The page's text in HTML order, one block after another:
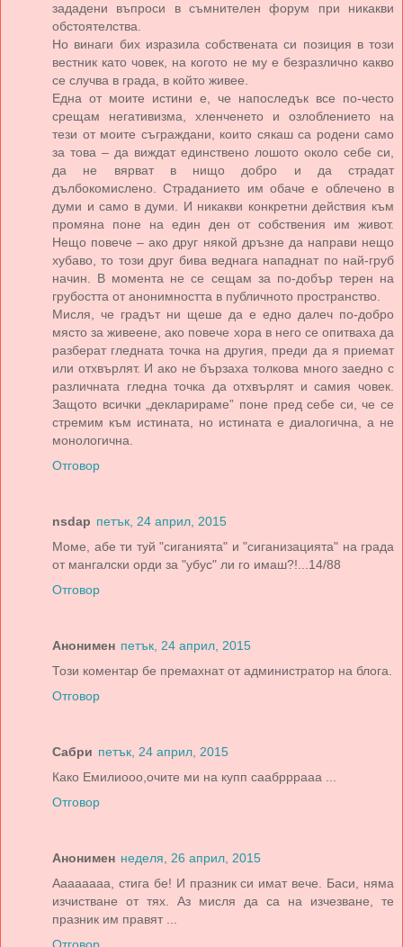
зададени въпроси в съмнителен форум при никакви
обстоятелства.
Но винаги бих изразила собствената си позиция в този
вестник като човек, на когото не му е безразлично какво
се случва в града, в който живее.
Една от моите истини е, че напоследък все по-често
срещам негативизма, хленченето и озлоблението на
тези от моите съграждани, които сякаш са родени само
за това – да виждат единствено лошото около себе си,
да не вярват в нищо добро и да страдат
дълбокомислено. Страданието им обаче е облечено в
думи и само в думи. И никакви конкретни действия към
промяна поне на един ден от собствения им живот.
Нещо повече – ако друг някой дръзне да направи нещо
хубаво, то този друг бива веднага нападнат по най-груб
начин. В момента не се сещам за по-добър терен на
грубостта от анонимността в публичното пространство.
Мисля, че градът ни щеше да е едно далеч по-добро
място за живеене, ако повече хора в него се опитваха да
разберат гледната точка на другия, преди да я приемат
или отхвърлят. И ако не бързаха толкова много заедно с
различната гледна точка да отхвърлят и самия човек.
Защото всички „декларираме” поне пред себе си, че се
стремим към истината, но истината е диалогична, а не
монологична.
Отговор
nsdap петък, 24 април, 2015
Моме, абе ти туй "сиганията" и "сиганизацията" на града
от мангалски орди за "убус" ли го имаш?!...14/88
Отговор
Анонимен петък, 24 април, 2015
Този коментар бе премахнат от администратор на блога.
Отговор
Сабри петък, 24 април, 2015
Како Емилиооо,очите ми на купп саабрррааа ...
Отговор
Анонимен неделя, 26 април, 2015
Аааааааа, стига бе! И празник си имат вече. Баси, няма
изчистване от тях. Аз мисля да са на изчезване, те
празник им правят ...